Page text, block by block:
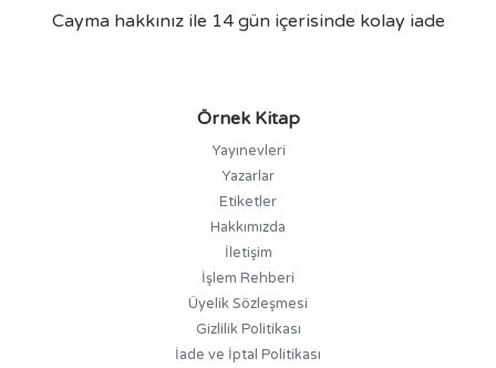
Cayma hakkınız ile 14 gün içerisinde kolay iade
Örnek Kitap
Yayınevleri
Yazarlar
Etiketler
Hakkımızda
İletişim
İşlem Rehberi
Üyelik Sözleşmesi
Gizlilik Politikası
İade ve İptal Politikası